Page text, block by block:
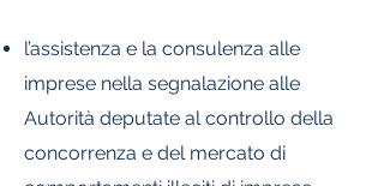
l’assistenza e la consulenza alle
imprese nella segnalazione alle
Autorità deputate al controllo della
concorrenza e del mercato di